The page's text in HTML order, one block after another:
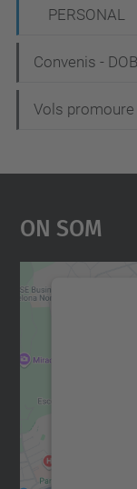
ó
PERSONAL
Convenis -
Vols
On Som